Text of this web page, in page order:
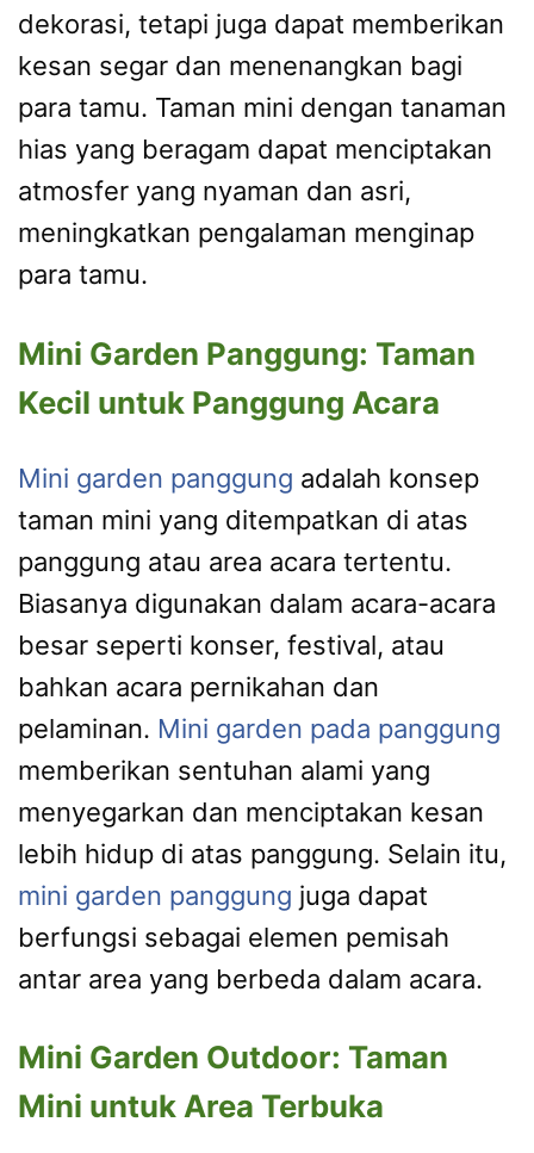
dekorasi, tetapi juga dapat memberikan
kesan segar dan menenangkan bagi
para tamu. Taman mini dengan tanaman
hias yang beragam dapat menciptakan
atmosfer yang nyaman dan asri,
meningkatkan pengalaman menginap
para tamu.
Mini Garden Panggung: Taman
Kecil untuk Panggung Acara
Mini garden panggung adalah konsep
taman mini yang ditempatkan di atas
panggung atau area acara tertentu.
Biasanya digunakan dalam acara-acara
besar seperti konser, festival, atau
bahkan acara pernikahan dan
pelaminan. Mini garden pada panggung
memberikan sentuhan alami yang
menyegarkan dan menciptakan kesan
lebih hidup di atas panggung. Selain itu,
mini garden panggung juga dapat
berfungsi sebagai elemen pemisah
antar area yang berbeda dalam acara.
Mini Garden Outdoor: Taman
Mini untuk Area Terbuka